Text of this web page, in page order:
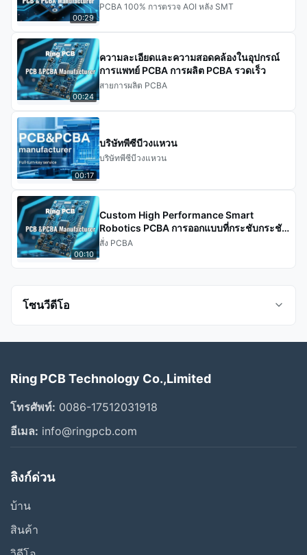
00:29
PCBA 100% การตรวจ AOI หลัง SMT
00:24
ความละเอียดและความสอดคล้องในอุปกรณ์
การแพทย์ PCBA การผลิต PCBA รวดเร็ว
สายการผลิต PCBA
00:17
บริษัทพีซีบีวงแหวน
บริษัทพีซีบีวงแหวน
00:10
Custom High Performance Smart
Robotics PCBA การออกแบบที่กระชับกระชับ
สําหรับอัตโนมัติความแม่นยํา
สั่ง PCBA
โซนวีดีโอ
โรงงานประกอบ PCB
สพม
บริษัทพีซีบีวงแหวน
Ring PCB Technology Co.,Limited
โทรศัพท์: 0086-17512031918
อีเมล: info@ringpcb.com
ลิงก์ด่วน
บ้าน
สินค้า